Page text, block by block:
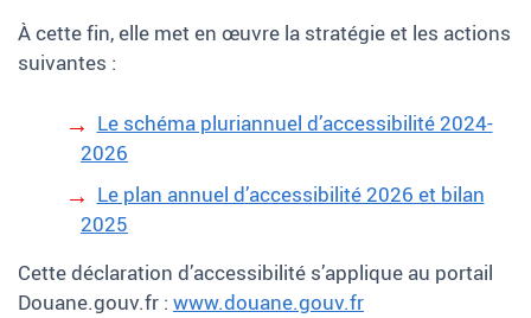
À cette fin, elle met en œuvre la stratégie et les actions
suivantes :
Le schéma pluriannuel d’accessibilité 2024-
2026
Le plan annuel d’accessibilité 2026 et bilan
2025
Cette déclaration d’accessibilité s’applique au portail
Douane.gouv.fr : www.douane.gouv.fr